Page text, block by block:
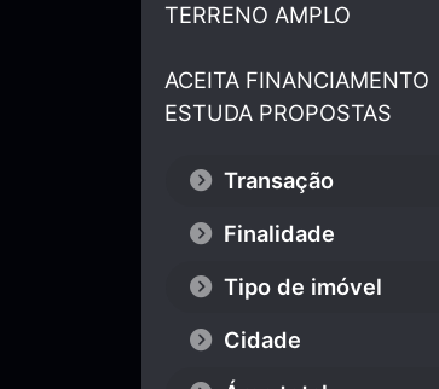
TERRENO AMPLO
ACEITA FINANCIAMENTO
ESTUDA PROPOSTAS
Transação
Finalidade
Tipo de imóvel
Cidade